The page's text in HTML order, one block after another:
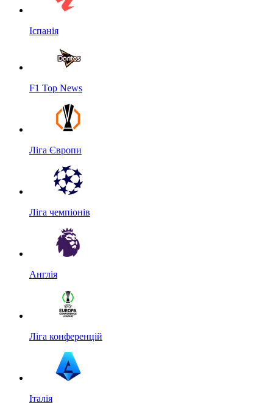
Іспанія
F1 Top News
Ліга Європи
Ліга чемпіонів
Англія
Ліга конференцій
Італія